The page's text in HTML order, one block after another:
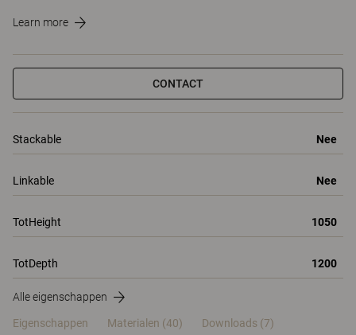
Learn more
CONTACT
Stackable Nee
Linkable Nee
TotHeight 1050
TotDepth 1200
Alle eigenschappen
Eigenschappen Materialen (40) Downloads (7)